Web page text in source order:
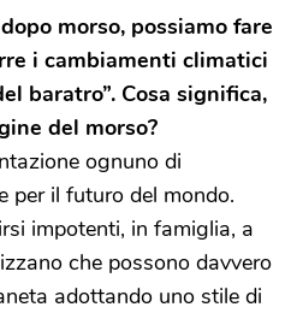
morso, possiamo fare
i cambiamenti climatici
baratro”. Cosa significa,
del morso?
ognuno di
per il futuro del mondo.
impotenti, in famiglia, a
che possono davvero
adottando uno stile di